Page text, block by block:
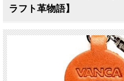
ラフト革物語】